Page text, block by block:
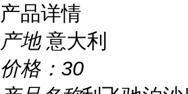
产品详情
产地 意大利
价格： 30